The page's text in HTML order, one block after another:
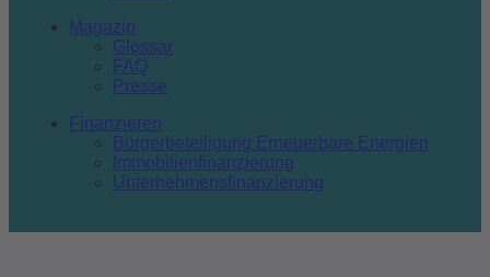
Magazin
Glossar
FAQ
Presse
Finanzieren
Bürgerbeteiligung Erneuerbare Energien
Immobilienfinanzierung
Unternehmensfinanzierung